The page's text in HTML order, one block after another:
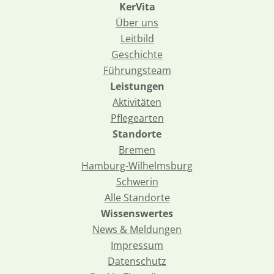
KerVita
Über uns
Leitbild
Geschichte
Führungsteam
Leistungen
Aktivitäten
Pflegearten
Standorte
Bremen
Hamburg-Wilhelmsburg
Schwerin
Alle Standorte
Wissenswertes
News & Meldungen
Impressum
Datenschutz